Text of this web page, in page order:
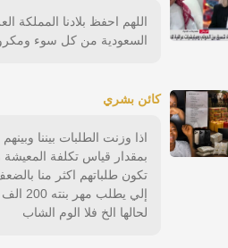
اللهم احفظ بلادنا المملكة
السعودية من كل سوء
كائن بشري
اذا وزنت الطلبات بيننا وبينهم
بمقدار قياس تكلفة المعيشة
تكون طلباتهم اكثر منا
إلي يطلب
لحالها الخ فلا الوم الشاب